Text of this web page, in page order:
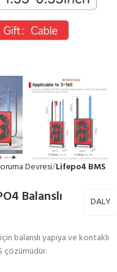
Devresi Lifepo4 BMS
Balanslı DALY
balanslı yapıya ve kontaklı
çözümüdür.